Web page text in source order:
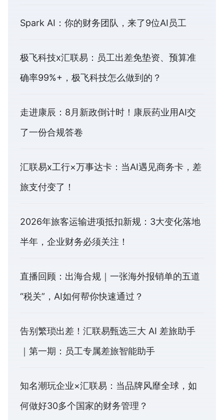
Spark AI：你的财务团队，来了9位AI员工
极飞科技x汇联易：员工出差免垫资、预算准
确率99%+，极飞科技怎么做到的？
走进康辰：8月新政倒计时！康辰药业用AI交
了一份合规答卷
汇联易x工行×万事达卡：当AI遇见商务卡，差
旅支付变了！
2026年旅客运输进项抵扣新规：3大变化落地
半年，企业财务必须关注！
直播回顾：出海合规｜一张海外报销单的五道
“税关”，AI如何帮你快速通过？
告别繁琐出差！汇联易甄选三大 AI 差旅助手
｜第一期：员工专属差旅智能助手
知名潮玩企业×汇联易：当品牌风靡全球，如
何做好30多个国家的财务管理？